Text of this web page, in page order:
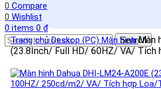
0 Compare
0 Wishlist
0items 0₫
Search
Trang chủDeskop (PC) Màn hìnhMàn
(23.8Inch/ Full HD/ 60HZ/ VA/ Tích